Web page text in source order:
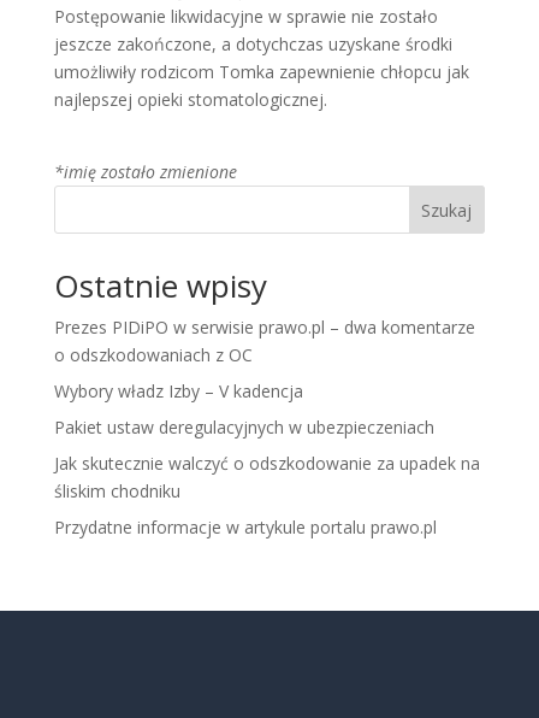
Postępowanie likwidacyjne w sprawie nie zostało
jeszcze zakończone, a dotychczas uzyskane środki
umożliwiły rodzicom Tomka zapewnienie chłopcu jak
najlepszej opieki stomatologicznej.
*imię zostało zmienione
Szukaj
Ostatnie wpisy
Prezes PIDiPO w serwisie prawo.pl – dwa komentarze
o odszkodowaniach z OC
Wybory władz Izby – V kadencja
Pakiet ustaw deregulacyjnych w ubezpieczeniach
Jak skutecznie walczyć o odszkodowanie za upadek na
śliskim chodniku
Przydatne informacje w artykule portalu prawo.pl